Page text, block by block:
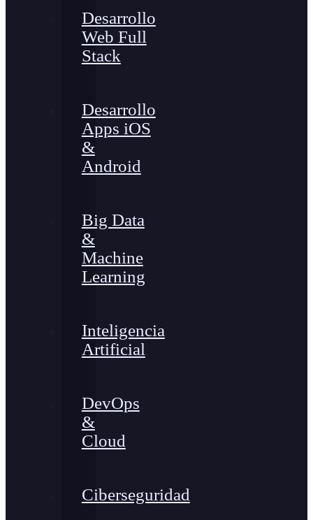
Desarrollo
Web Full
Stack
Desarrollo
Apps iOS
&
Android
Big Data
&
Machine
Learning
Inteligencia
Artificial
DevOps
&
Cloud
Ciberseguridad